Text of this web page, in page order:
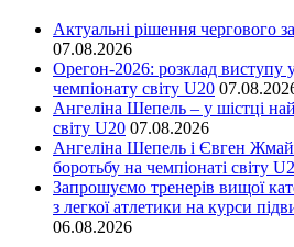
Актуальні рішення чергового
07.08.2026
Орегон-2026: розклад виступу
чемпіонату світу U20
Ангеліна Шепель – у шістці
світу U20 07.08.2026
Ангеліна Шепель і Євген
боротьбу на чемпіонаті світу
Запрошуємо тренерів вищої
з легкої атлетики на курси
06.08.2026